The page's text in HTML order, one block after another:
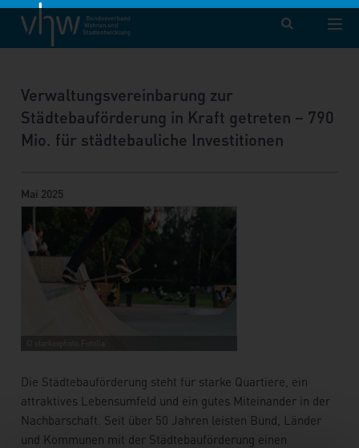
vhw – Bundesverband für Wohnen und Stadtentwicklung e. V.
Aktuelle Nachrichtenübersicht
Verwaltungsvereinbarung zur
Städtebauförderung in Kraft getreten – 790
Mio. für städtebauliche Investitionen
Mai 2025
© starkovphoto.Fotolia
Die Städtebauförderung steht für starke Quartiere, ein
attraktives Lebensumfeld und ein gutes Miteinander in der
Nachbarschaft. Seit über 50 Jahren leisten Bund, Länder
und Kommunen mit der Städtebauförderung einen